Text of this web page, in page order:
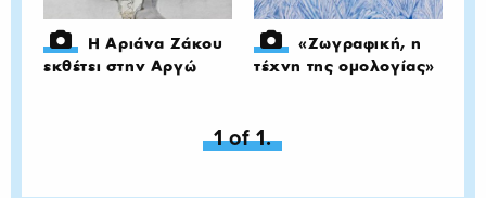
Η Αριάνα Ζάκου
εκθέτει στην Αργώ
«Ζωγραφική, η
τέχνη της ομολογίας»
You're on page
1 of 1.